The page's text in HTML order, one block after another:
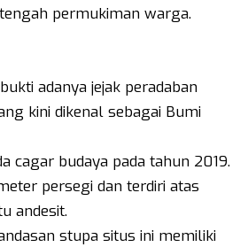
permukiman warga.
adanya jejak peradaban
kini dikenal sebagai Bumi
cagar budaya pada tahun 2019.
persegi dan terdiri atas
andesit.
stupa situs ini memiliki